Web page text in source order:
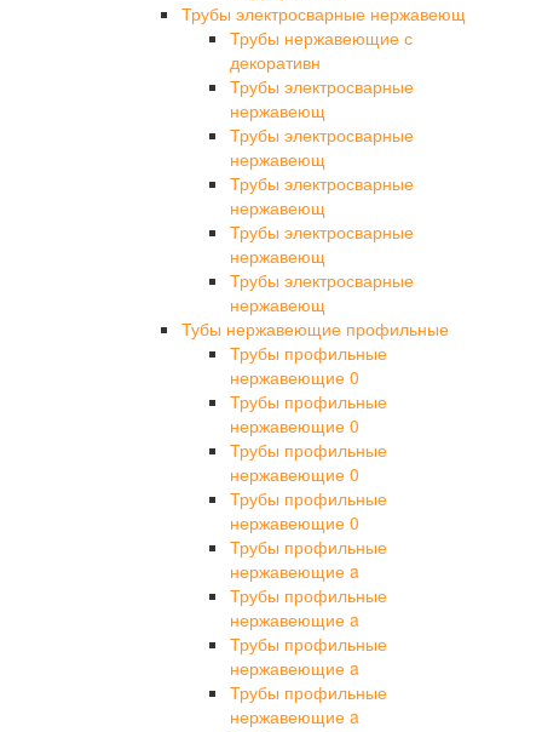
Трубы электросварные нержавеющ
Трубы нержавеющие с
декоративн
Трубы электросварные
нержавеющ
Трубы электросварные
нержавеющ
Трубы электросварные
нержавеющ
Трубы электросварные
нержавеющ
Трубы электросварные
нержавеющ
Тубы нержавеющие профильные
Трубы профильные
нержавеющие 0
Трубы профильные
нержавеющие 0
Трубы профильные
нержавеющие 0
Трубы профильные
нержавеющие 0
Трубы профильные
нержавеющие a
Трубы профильные
нержавеющие a
Трубы профильные
нержавеющие a
Трубы профильные
нержавеющие a